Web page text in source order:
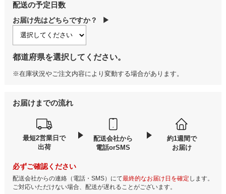
配送の予定日数
お届け先はどちらですか？ ▶
都道府県を選択してください。
※在庫状況やご注文内容により変動する場合があります。
お届けまでの流れ
最短2営業日で
出荷
配送会社から
電話orSMS
約1週間で
お届け
必ずご確認ください
配送会社からの連絡（電話・SMS）にて最終的なお届け日を確定 します。
ご対応いただけない場合、配送が遅れることがございます。